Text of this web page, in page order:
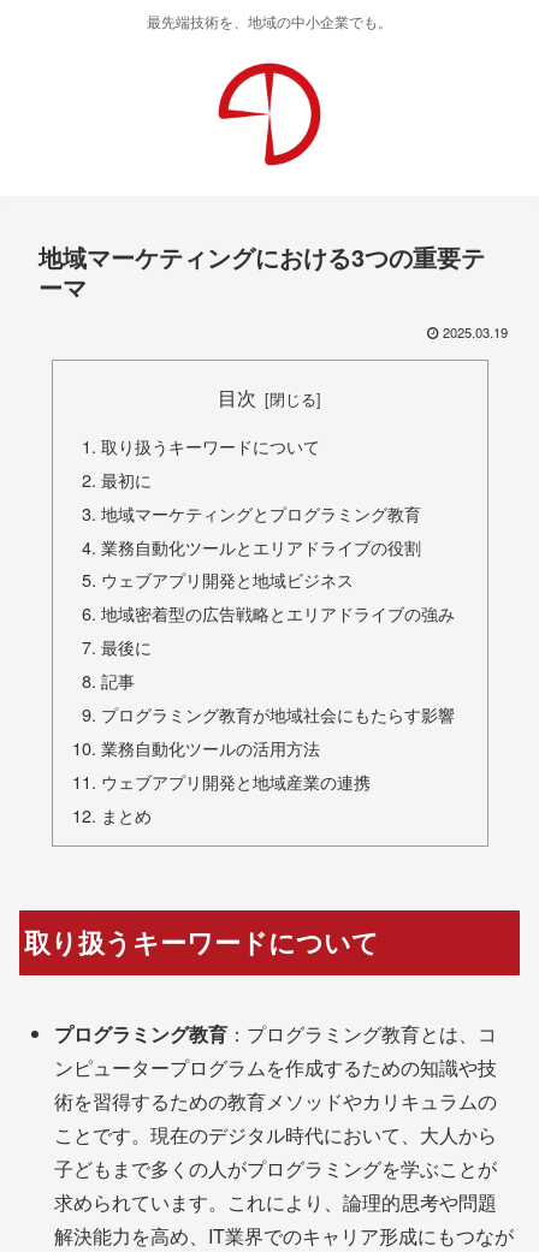
最先端技術を、地域の中小企業でも。
地域マーケティングにおける3つの重要テ
ーマ
2025.03.19
目次
取り扱うキーワードについて
最初に
地域マーケティングとプログラミング教育
業務自動化ツールとエリアドライブの役割
ウェブアプリ開発と地域ビジネス
地域密着型の広告戦略とエリアドライブの強み
最後に
記事
プログラミング教育が地域社会にもたらす影響
業務自動化ツールの活用方法
ウェブアプリ開発と地域産業の連携
まとめ
取り扱うキーワードについて
プログラミング教育 ：プログラミング教育とは、コ
ンピュータープログラムを作成するための知識や技
術を習得するための教育メソッドやカリキュラムの
ことです。現在のデジタル時代において、大人から
子どもまで多くの人がプログラミングを学ぶことが
求められています。これにより、論理的思考や問題
解決能力を高め、IT業界でのキャリア形成にもつなが